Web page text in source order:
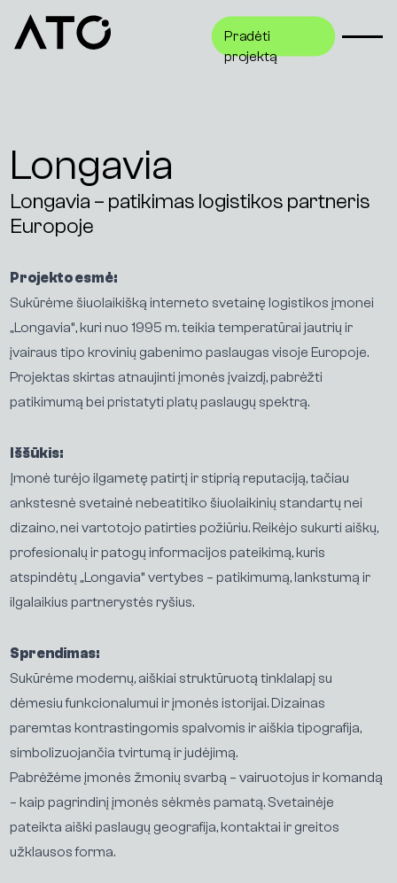
Pradėti
projektą
Pradėti
projektą
Longavia
Longavia – patikimas logistikos partneris
Europoje
Projekto esmė:
Sukūrėme šiuolaikišką interneto svetainę logistikos įmonei
„Longavia“, kuri nuo 1995 m. teikia temperatūrai jautrių ir
įvairaus tipo krovinių gabenimo paslaugas visoje Europoje.
Projektas skirtas atnaujinti įmonės įvaizdį, pabrėžti
patikimumą bei pristatyti platų paslaugų spektrą.
Iššūkis:
Įmonė turėjo ilgametę patirtį ir stiprią reputaciją, tačiau
ankstesnė svetainė nebeatitiko šiuolaikinių standartų nei
dizaino, nei vartotojo patirties požiūriu. Reikėjo sukurti aiškų,
profesionalų ir patogų informacijos pateikimą, kuris
atspindėtų „Longavia“ vertybes – patikimumą, lankstumą ir
ilgalaikius partnerystės ryšius.
Sprendimas:
Sukūrėme modernų, aiškiai struktūruotą tinklalapį su
dėmesiu funkcionalumui ir įmonės istorijai. Dizainas
paremtas kontrastingomis spalvomis ir aiškia tipografija,
simbolizuojančia tvirtumą ir judėjimą.
Pabrėžėme įmonės žmonių svarbą – vairuotojus ir komandą
– kaip pagrindinį įmonės sėkmės pamatą. Svetainėje
pateikta aiški paslaugų geografija, kontaktai ir greitos
užklausos forma.